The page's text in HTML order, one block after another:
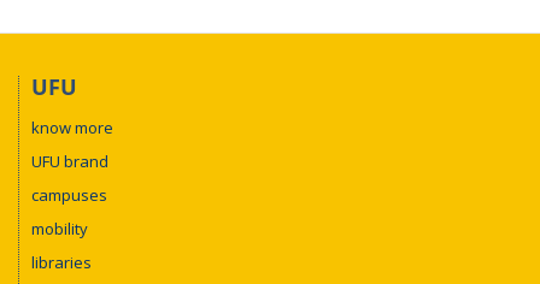
UFU
know more
UFU brand
campuses
mobility
libraries